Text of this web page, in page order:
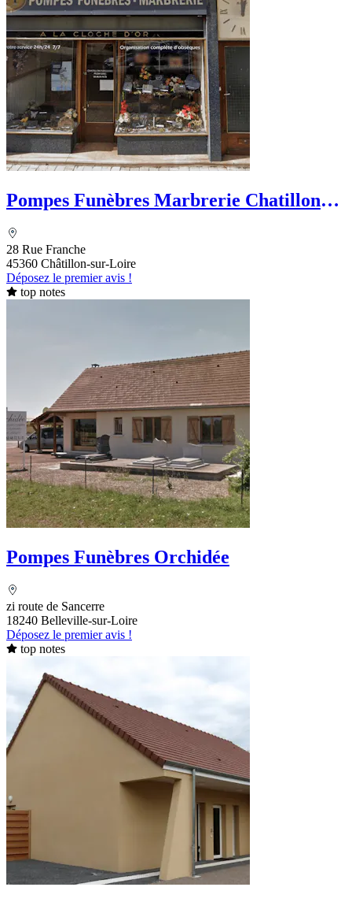
Pompes Funèbres Marbrerie Chatillon
28 Rue Franche
45360 Châtillon-sur-Loire
Déposez le premier avis !
top notes
Pompes Funèbres Orchidée
zi route de Sancerre
18240 Belleville-sur-Loire
Déposez le premier avis !
top notes